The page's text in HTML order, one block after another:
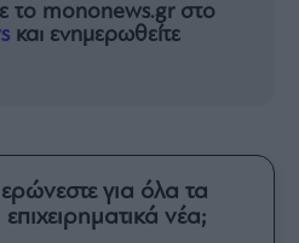
το mononews.gr στο
και ενημερωθείτε
για όλα τα
νέα;